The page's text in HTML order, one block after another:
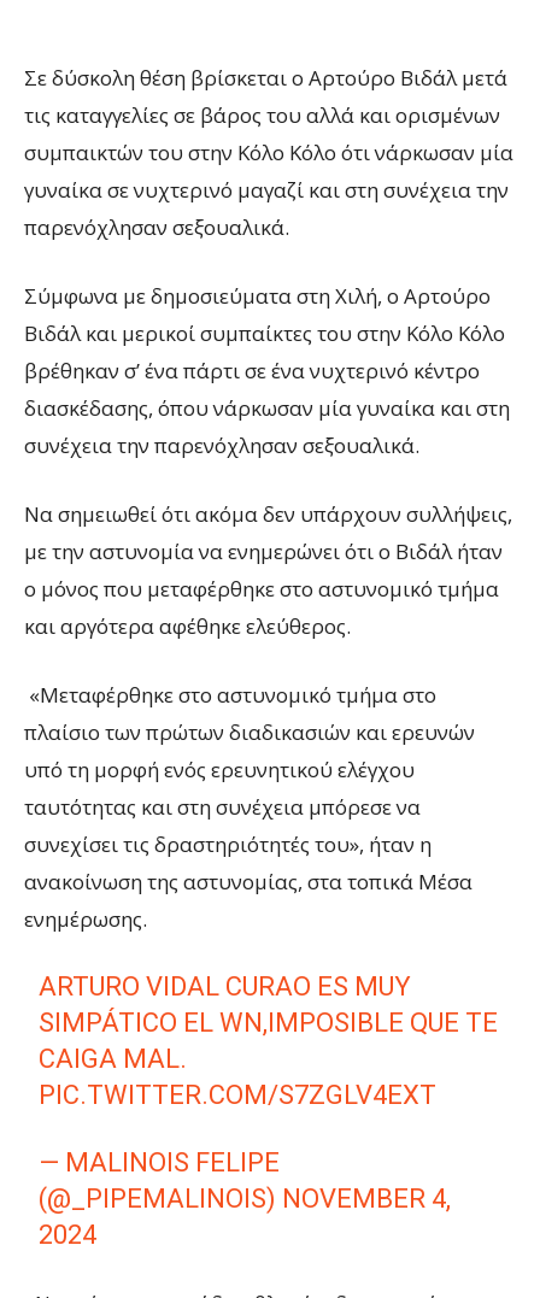
Σε δύσκολη θέση βρίσκεται ο Αρτούρο Βιδάλ μετά
τις καταγγελίες σε βάρος του αλλά και ορισμένων
συμπαικτών του στην Κόλο Κόλο ότι νάρκωσαν μία
γυναίκα σε νυχτερινό μαγαζί και στη συνέχεια την
παρενόχλησαν σεξουαλικά.
Σύμφωνα με δημοσιεύματα στη Χιλή, ο Αρτούρο
Βιδάλ και μερικοί συμπαίκτες του στην Κόλο Κόλο
βρέθηκαν σ’ ένα πάρτι σε ένα νυχτερινό κέντρο
διασκέδασης, όπου νάρκωσαν μία γυναίκα και στη
συνέχεια την παρενόχλησαν σεξουαλικά.
Να σημειωθεί ότι ακόμα δεν υπάρχουν συλλήψεις,
με την αστυνομία να ενημερώνει ότι ο Βιδάλ ήταν
ο μόνος που μεταφέρθηκε στο αστυνομικό τμήμα
και αργότερα αφέθηκε ελεύθερος.
«Μεταφέρθηκε στο αστυνομικό τμήμα στο
πλαίσιο των πρώτων διαδικασιών και ερευνών
υπό τη μορφή ενός ερευνητικού ελέγχου
ταυτότητας και στη συνέχεια μπόρεσε να
συνεχίσει τις δραστηριότητές του», ήταν η
ανακοίνωση της αστυνομίας, στα τοπικά Μέσα
ενημέρωσης.
ARTURO VIDAL CURAO ES MUY
SIMPÁTICO EL WN,IMPOSIBLE QUE TE
CAIGA MAL.
PIC.TWITTER.COM/S7ZGLV4EXT
— MALINOIS FELIPE
(@_PIPEMALINOIS) NOVEMBER 4,
2024